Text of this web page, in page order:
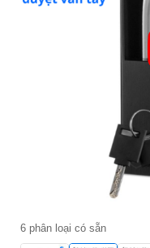
6 phân loại có sẵn